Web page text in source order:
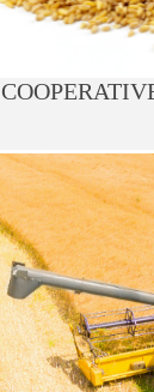
合作伙
NEWS